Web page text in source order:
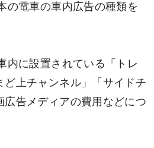
の電車の車内広告の種類を
内に設置されている「トレ
ど上チャンネル」「サイドチ
広告メディアの費用などにつ